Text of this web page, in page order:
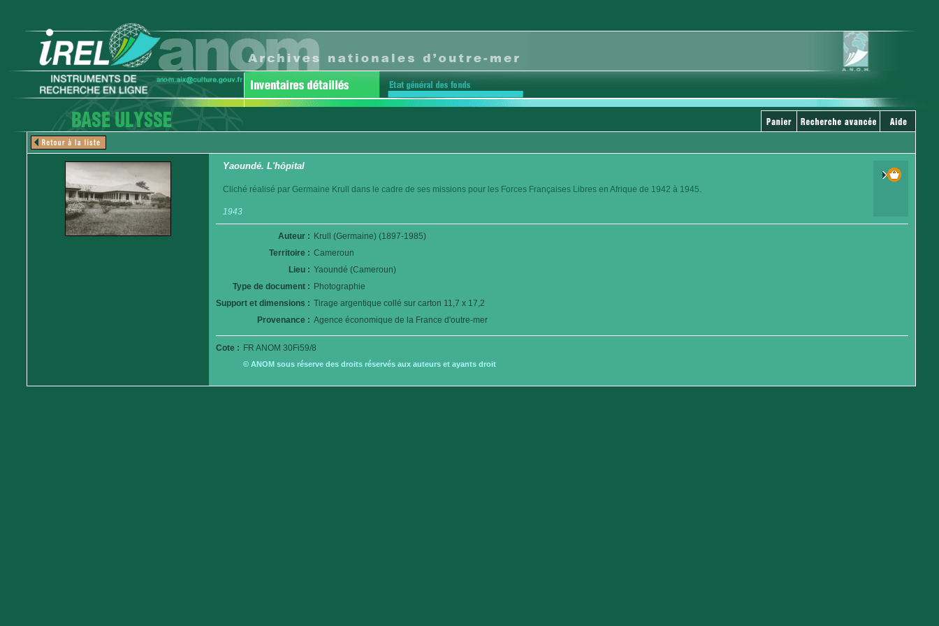
Yaoundé. L'hôpital
Cliché réalisé par Germaine Krull dans le cadre de ses missions pour les Forces Françaises Libres en Afrique de 1942 à 1945.
1943
Auteur : Krull (Germaine) (1897-1985)
Territoire : Cameroun
Lieu : Yaoundé (Cameroun)
Type de document : Photographie
Support et dimensions : Tirage argentique collé sur carton 11,7 x 17,2
Provenance : Agence économique de la France d'outre-mer
Cote : FR ANOM 30Fi59/8
© ANOM sous réserve des droits réservés aux auteurs et ayants droit